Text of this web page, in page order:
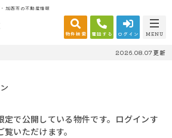
加西市の不動産情報
物件検索 電話する ログイン MENU
2026.08.07更新
定で公開している物件です。ログインす
いただけます。